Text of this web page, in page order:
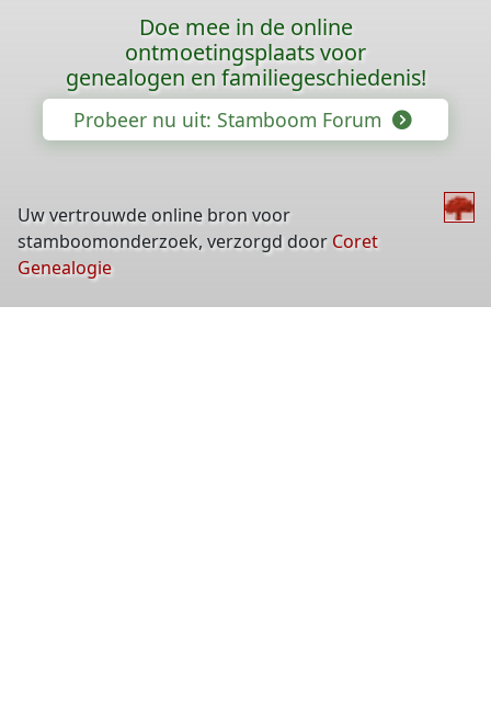
Doe mee in de online
ontmoetingsplaats voor
genealogen en familiegeschiedenis!
Probeer nu uit: Stamboom Forum
Uw vertrouwde online bron voor
stamboomonderzoek, verzorgd door Coret
Genealogie